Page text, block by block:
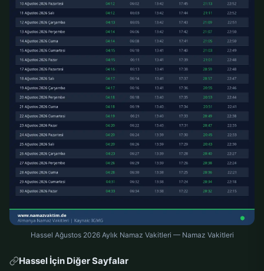
Hassel Ağustos 2026 Aylık Namaz Vakitleri — Namaz Vakitleri
Hassel İçin Diğer Sayfalar